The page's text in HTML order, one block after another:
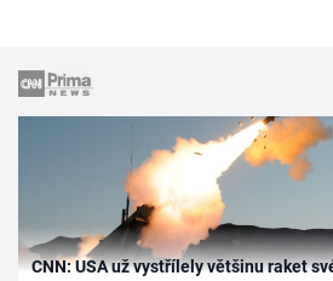
CNN: USA už vystřílely většinu raket